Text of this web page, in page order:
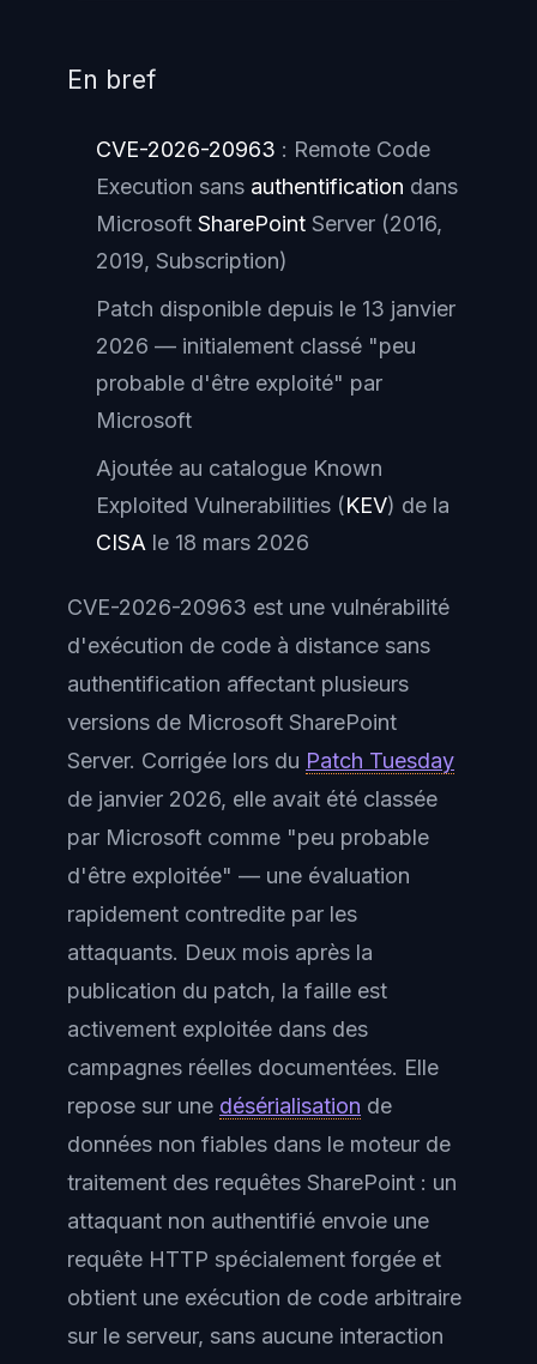
En bref
CVE-2026-20963 : Remote Code
Execution sans authentification dans
Microsoft SharePoint Server (2016,
2019, Subscription)
Patch disponible depuis le 13 janvier
2026 — initialement classé "peu
probable d'être exploité" par
Microsoft
Ajoutée au catalogue Known
Exploited Vulnerabilities (KEV) de la
CISA le 18 mars 2026
CVE-2026-20963 est une vulnérabilité
d'exécution de code à distance sans
authentification affectant plusieurs
versions de Microsoft SharePoint
Server. Corrigée lors du Patch Tuesday
de janvier 2026, elle avait été classée
par Microsoft comme "peu probable
d'être exploitée" — une évaluation
rapidement contredite par les
attaquants. Deux mois après la
publication du patch, la faille est
activement exploitée dans des
campagnes réelles documentées. Elle
repose sur une désérialisation de
données non fiables dans le moteur de
traitement des requêtes SharePoint : un
attaquant non authentifié envoie une
requête HTTP spécialement forgée et
obtient une exécution de code arbitraire
sur le serveur, sans aucune interaction